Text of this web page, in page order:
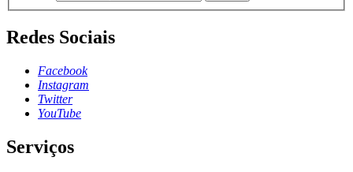
Redes Sociais
Facebook
Instagram
Twitter
YouTube
Serviços